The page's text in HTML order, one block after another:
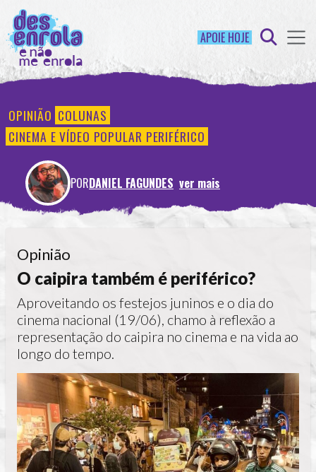
APOIE HOJE
OPINIÃO COLUNAS
CINEMA E VÍDEO POPULAR PERIFÉRICO
PORDANIEL FAGUNDES ver mais
Opinião
O caipira também é periférico?
Aproveitando os festejos juninos e o dia do
cinema nacional (19/06), chamo à reflexão a
representação do caipira no cinema e na vida ao
longo do tempo.